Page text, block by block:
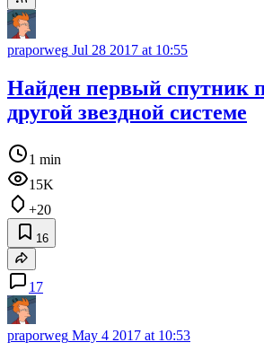
praporweg Jul 28 2017 at 10:55
Найден первый спутник
другой звездной системе
1 min
15K
+20
16
17
praporweg May 4 2017 at 10:53